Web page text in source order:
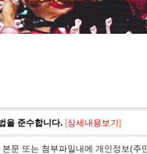
기출문제
을 준수합니다. [상세내용보기]
문 또는 첨부파일내에 개인정보(